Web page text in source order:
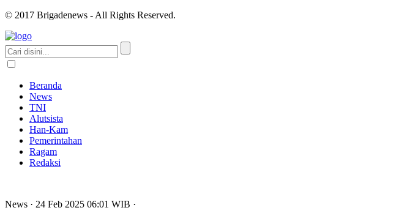
© 2017 Brigadenews - All Rights Reserved.
Beranda
News
TNI
Alutsista
Han-Kam
Pemerintahan
Ragam
Redaksi
News · 24 Feb 2025 06:01 WIB ·